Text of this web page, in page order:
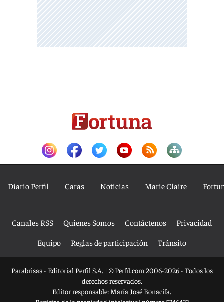
Diario Perfil Caras Noticias Marie Claire
Canales RSS Quienes Somos Contáctenos
Privacidad
Equipo
Reglas de participación Tránsito
Parabrisas - Editorial Perfil S.A. | © Perfil.com 2006-2026 - Todos los
derechos reservados.
Editor responsable: María José Bonacifa.